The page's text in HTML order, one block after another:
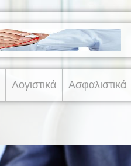
Λογιστικά Ασφαλιστικά